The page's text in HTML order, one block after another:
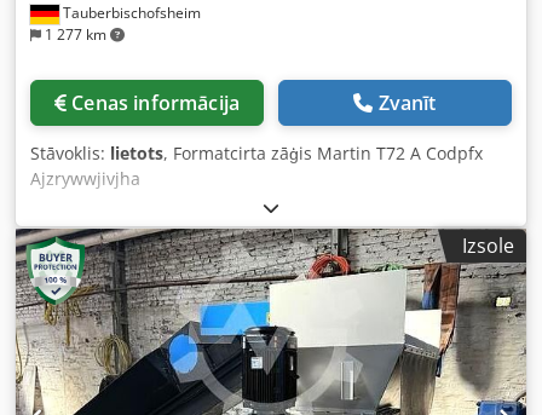
Tauberbischofsheim
1 277 km
Cenas informācija Zvanīt
Stāvoklis: lietots, Formatcirta zāģis Martin T72 A Codpfx
Ajzrywwjivjha
Izsole